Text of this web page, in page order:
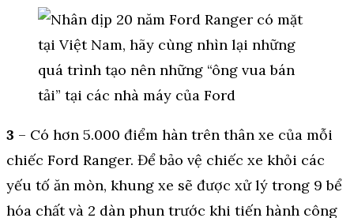
3 – Có hơn 5.000 điểm hàn trên thân xe của mỗi
chiếc Ford Ranger. Để bảo vệ chiếc xe khỏi các
yếu tố ăn mòn, khung xe sẽ được xử lý trong 9 bể
hóa chất và 2 dàn phun trước khi tiến hành công